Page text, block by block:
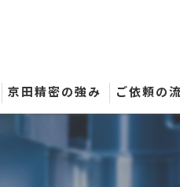
京田精密の強み ご依頼の